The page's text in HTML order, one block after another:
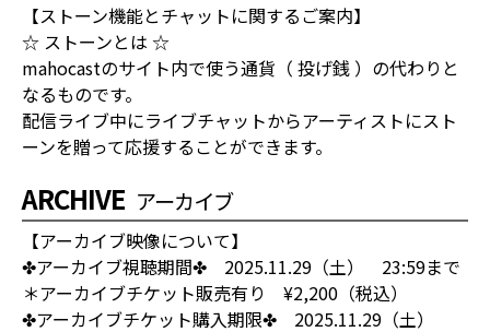
【ストーン機能とチャットに関するご案内】
☆ ストーンとは ☆
mahocastのサイト内で使う通貨（ 投げ銭 ）の代わりと
なるものです。
配信ライブ中にライブチャットからアーティストにスト
ーンを贈って応援することができます。
ARCHIVE アーカイブ
【アーカイブ映像について】
✤アーカイブ視聴期間✤ 2025.11.29（土） 23:59まで
＊アーカイブチケット販売有り ¥2,200（税込）
✤アーカイブチケット購入期限✤ 2025.11.29（土）